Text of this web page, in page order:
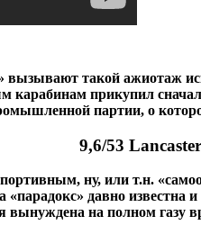
вызывают такой ажиотаж
прикупил
партии, о
9,6/53
ну, или т.н.
«парадокс» давно
вынуждена на полном